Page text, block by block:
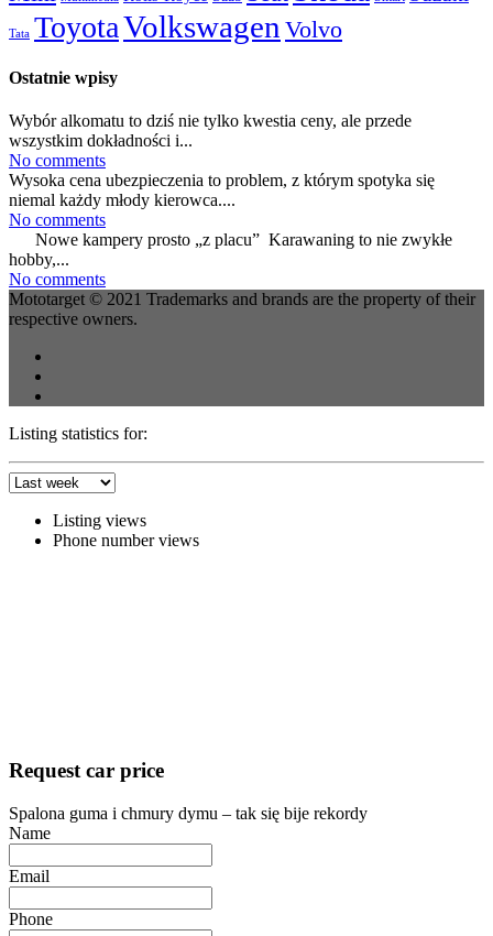
Tata ToyotaVolkswagen Volvo
Ostatnie wpisy
Wybór alkomatu to dziś nie tylko kwestia ceny, ale przede
wszystkim dokładności i...
No comments
Wysoka cena ubezpieczenia to problem, z którym spotyka się
niemal każdy młody kierowca....
No comments
Nowe kampery prosto „z placu” Karawaning to nie zwykłe
hobby,...
No comments
Mototarget © 2021 Trademarks and brands are the property of their
respective owners.
Listing statistics for:
Listing views
Phone number views
Request car price
Spalona guma i chmury dymu – tak się bije rekordy
Name
Email
Phone